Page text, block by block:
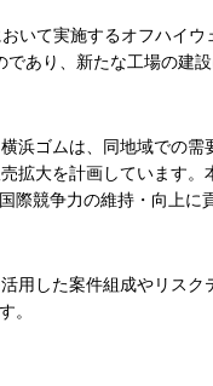
いて実施するオフハイウ
あり、新たな工場の建
浜ゴムは、同地域での需
拡大を計画しています。
際競争力の維持・向上に
用した案件組成やリスク
。